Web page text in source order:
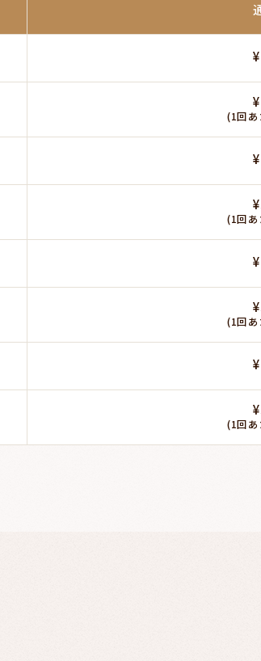
(1回
(1回
(1回
(1回